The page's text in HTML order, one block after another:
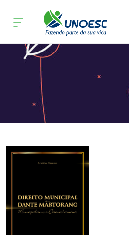
Cursos
Onde estamos
Atendimento ao Estudante
Internacionalização